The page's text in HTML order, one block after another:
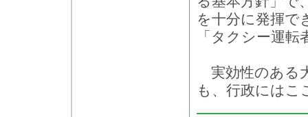
を十分に発揮で
「タクシー運
実効性のある
も、行政にはこ